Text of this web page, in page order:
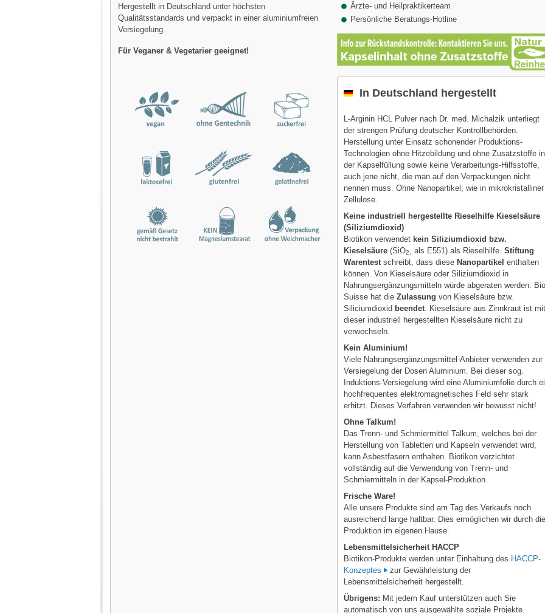
Hergestellt in Deutschland unter höchsten
Qualitätsstandards und verpackt in einer aluminiumfreien
Versiegelung.
Für Veganer & Vegetarier geeignet!
Ärzte- und Heilpraktikerteam
Persönliche Beratungs-Hotline
In Deutschland hergestellt
L-Arginin HCL Pulver nach Dr. med. Michalzik unterliegt
der strengen Prüfung deutscher Kontrollbehörden.
Herstellung unter Einsatz schonender Produktions-
Technologien ohne Hitzebildung und ohne Zusatzstoffe in
der Kapselfüllung sowie keine Verarbeitungs-Hilfsstoffe,
auch jene nicht, die man auf den Verpackungen nicht
nennen muss. Ohne Nanopartikel, wie in mikrokristalliner
Zellulose.
Keine industriell hergestellte Rieselhilfe Kieselsäure
(Siliziumdioxid)
Biotikon verwendet kein Siliziumdioxid bzw.
Kieselsäure (SiO2 , als E551) als Rieselhilfe.Stiftung
Warentest schreibt, dass diese Nanopartikel enthalten
können. Von Kieselsäure oder Siliziumdioxid in
Nahrungsergänzungsmitteln würde abgeraten werden.
Suisse hat dieZulassung von Kieselsäure bzw.
Siliciumdioxid beendet . Kieselsäure aus Zinnkraut ist
dieser industriell hergestellten Kieselsäure nicht zu
verwechseln.
Kein Aluminium!
Viele Nahrungsergänzungsmittel-Anbieter verwenden zur
Versiegelung der Dosen Aluminium. Bei dieser sog.
Induktions-Versiegelung wird eine Aluminiumfolie durch
hochfrequentes elektromagnetisches Feld sehr stark
erhitzt. Dieses Verfahren verwenden wir bewusst nicht!
Ohne Talkum!
Das Trenn- und Schmiermittel Talkum, welches bei der
Herstellung von Tabletten und Kapseln verwendet wird,
kann Asbestfasern enthalten. Biotikon verzichtet
vollständig auf die Verwendung von Trenn- und
Schmiermitteln in der Kapsel-Produktion.
Frische Ware!
Alle unsere Produkte sind am Tag des Verkaufs noch
ausreichend lange haltbar. Dies ermöglichen wir durch
Produktion im eigenen Hause.
Lebensmittelsicherheit HACCP
Biotikon-Produkte werden unter Einhaltung des HACCP-
Konzeptes
zur Gewährleistung der
Lebensmittelsicherheit hergestellt.
Übrigens: Mit jedem Kauf unterstützen auch Sie
automatisch von uns ausgewählte soziale Projekte.